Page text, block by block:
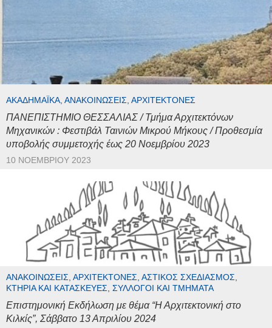
ΑΚΑΔΗΜΑΪΚΆ, ΑΝΑΚΟΙΝΏΣΕΙΣ, ΑΡΧΙΤΈΚΤΟΝΕΣ
ΠΑΝΕΠΙΣΤΗΜΙΟ ΘΕΣΣΑΛΙΑΣ / Τμήμα Αρχιτεκτόνων
Μηχανικών : Φεστιβάλ Ταινιών Μικρού Μήκους / Προθεσμία
υποβολής συμμετοχής έως 20 Νοεμβρίου 2023
10 ΝΟΕΜΒΡΊΟΥ 2023
ΑΝΑΚΟΙΝΏΣΕΙΣ, ΑΡΧΙΤΈΚΤΟΝΕΣ, ΑΣΤΙΚΌΣ ΣΧΕΔΙΑΣΜΌΣ,
ΚΤΉΡΙΑ ΚΑΙ ΚΑΤΑΣΚΕΥΈΣ, ΣΎΛΛΟΓΟΙ ΚΑΙ ΤΜΉΜΑΤΑ
Επιστημονική Εκδήλωση με θέμα “Η Αρχιτεκτονική στο
Κιλκίς”, Σάββατο 13 Απριλίου 2024